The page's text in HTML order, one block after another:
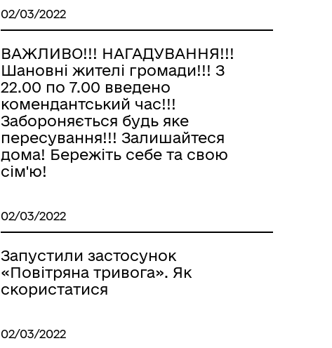
02/03/2022
ВАЖЛИВО!!! НАГАДУВАННЯ!!!
Шановні жителі громади!!! З
22.00 по 7.00 введено
комендантський час!!!
Забороняється будь яке
пересування!!! Залишайтеся
дома! Бережіть себе та свою
сім'ю!
02/03/2022
Запустили застосунок
«Повітряна тривога». Як
скористатися
02/03/2022